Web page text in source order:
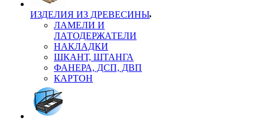
ИЗДЕЛИЯ ИЗ ДРЕВЕСИНЫ
ЛАМЕЛИ И
ЛАТОДЕРЖАТЕЛИ
НАКЛАДКИ
ШКАНТ, ШТАНГА
ФАНЕРА, ДСП, ДВП
КАРТОН